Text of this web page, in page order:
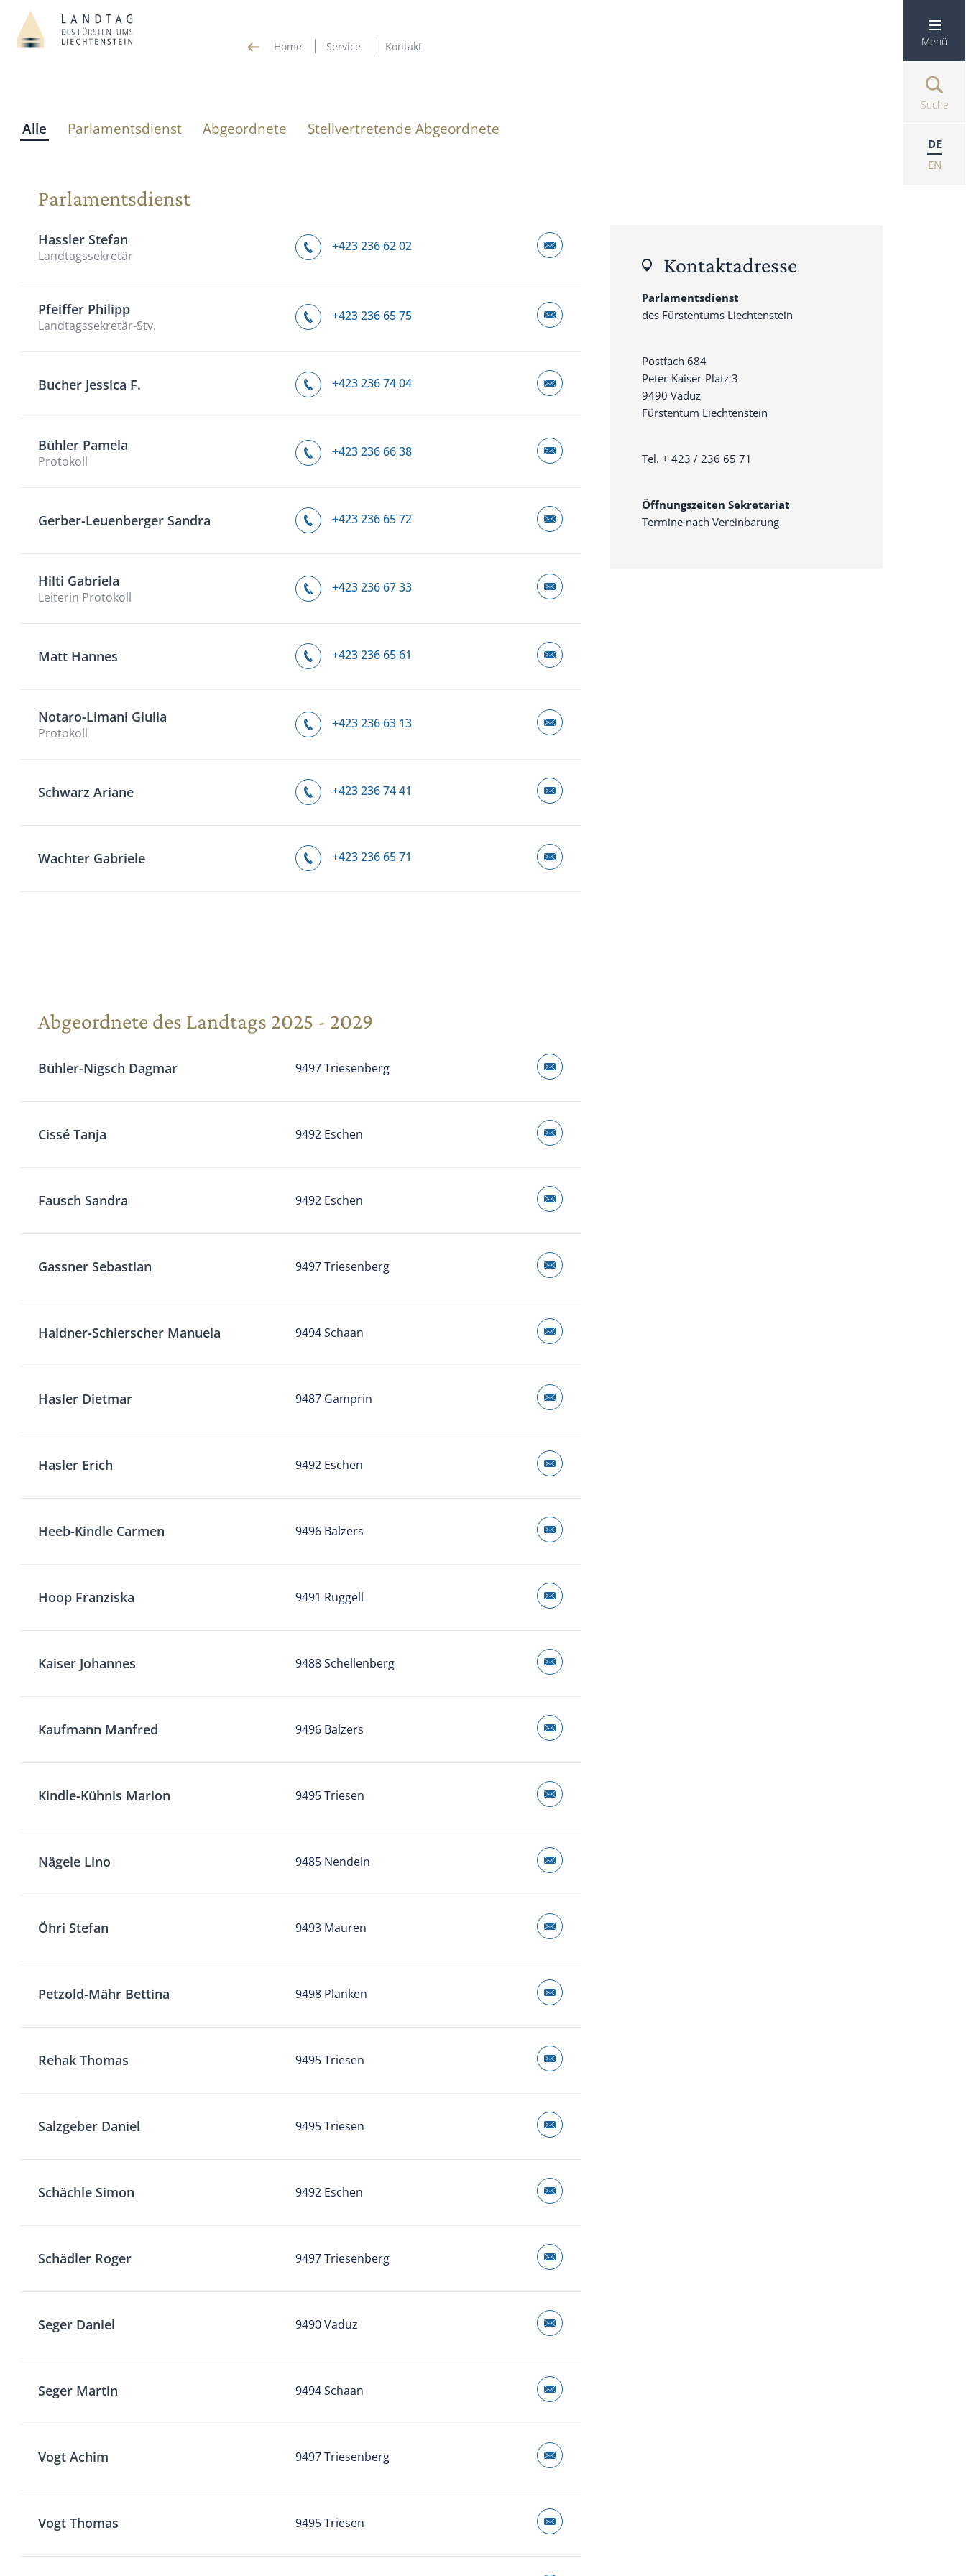
Home Service Kontakt Menü
Suche
DE
EN
Kontaktadresse
Parlamentsdienst
des Fürstentums Liechtenstein
Postfach 684
Peter-Kaiser-Platz 3
9490 Vaduz
Fürstentum Liechtenstein
Tel. + 423 / 236 65 71
Öffnungszeiten Sekretariat
Termine nach Vereinbarung
Alle Parlamentsdienst Abgeordnete Stellvertretende Abgeordnete
Parlamentsdienst
Hassler Stefan
Landtagssekretär
+423 236 62 02
Pfeiffer Philipp
Landtagssekretär-Stv.
+423 236 65 75
Bucher Jessica F. +423 236 74 04
Bühler Pamela
Protokoll
+423 236 66 38
Gerber-Leuenberger Sandra +423 236 65 72
Hilti Gabriela
Leiterin Protokoll
+423 236 67 33
Matt Hannes +423 236 65 61
Notaro-Limani Giulia
Protokoll
+423 236 63 13
Schwarz Ariane +423 236 74 41
Wachter Gabriele +423 236 65 71
Abgeordnete des Landtags 2025 - 2029
Bühler-Nigsch Dagmar 9497 Triesenberg
Cissé Tanja 9492 Eschen
Fausch Sandra 9492 Eschen
Gassner Sebastian 9497 Triesenberg
Haldner-Schierscher Manuela 9494 Schaan
Hasler Dietmar 9487 Gamprin
Hasler Erich 9492 Eschen
Heeb-Kindle Carmen 9496 Balzers
Hoop Franziska 9491 Ruggell
Kaiser Johannes 9488 Schellenberg
Kaufmann Manfred 9496 Balzers
Kindle-Kühnis Marion 9495 Triesen
Nägele Lino 9485 Nendeln
Öhri Stefan 9493 Mauren
Petzold-Mähr Bettina 9498 Planken
Rehak Thomas 9495 Triesen
Salzgeber Daniel 9495 Triesen
Schächle Simon 9492 Eschen
Schädler Roger 9497 Triesenberg
Seger Daniel 9490 Vaduz
Seger Martin 9494 Schaan
Vogt Achim 9497 Triesenberg
Vogt Thomas 9495 Triesen